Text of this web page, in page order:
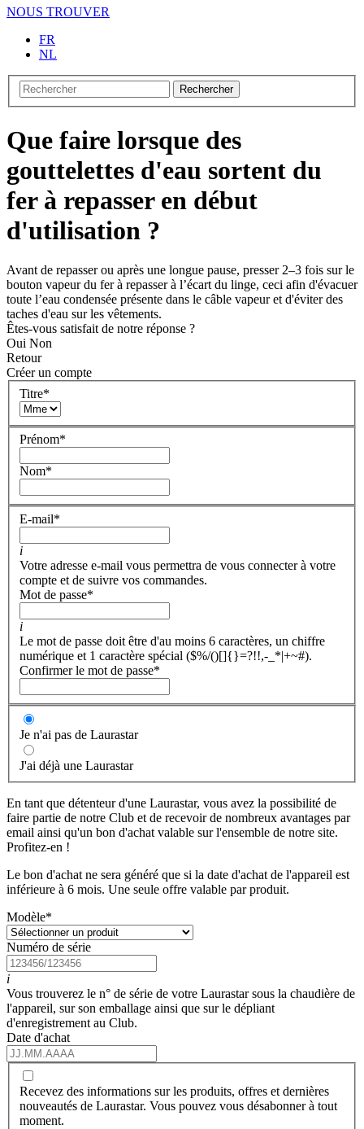
NOUS TROUVER
FR
NL
Rechercher
Que faire lorsque des
gouttelettes d'eau sortent du
fer à repasser en début
d'utilisation ?
Avant de repasser ou après une longue pause, presser 2–3 fois sur le
bouton vapeur du fer à repasser à l’écart du linge, ceci afin d'évacuer
toute l’eau condensée présente dans le câble vapeur et d'éviter des
taches d'eau sur les vêtements.
Êtes-vous satisfait de notre réponse ?
Oui Non
Retour
Créer un compte
Titre*
Prénom*
Nom*
E-mail*
i
Votre adresse e-mail vous permettra de vous connecter à votre
compte et de suivre vos commandes.
Mot de passe*
i
Le mot de passe doit être d'au moins 6 caractères, un chiffre
numérique et 1 caractère spécial ($%/()[]{}=?!!,-_*|+~#).
Confirmer le mot de passe*
Je n'ai pas de Laurastar
J'ai déjà une Laurastar
En tant que détenteur d'une Laurastar, vous avez la possibilité de
faire partie de notre Club et de recevoir de nombreux avantages par
email ainsi qu'un bon d'achat valable sur l'ensemble de notre site.
Profitez-en !
Le bon d'achat ne sera généré que si la date d'achat de l'appareil est
inférieure à 6 mois. Une seule offre valable par produit.
Modèle*
Numéro de série
i
Vous trouverez le n° de série de votre Laurastar sous la chaudière de
l'appareil, sur son emballage ainsi que sur le dépliant
d'enregistrement au Club.
Date d'achat
Recevez des informations sur les produits, offres et dernières
nouveautés de Laurastar. Vous pouvez vous désabonner à tout
moment.